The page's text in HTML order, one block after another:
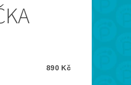
890 Kč